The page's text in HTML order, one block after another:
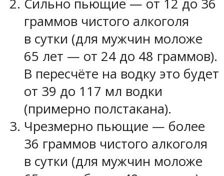
Сильно пьющие — от 12 до 36
граммов чистого алкоголя
в сутки (для мужчин моложе
65 лет — от 24 до 48 граммов).
В пересчёте на водку это будет
от 39 до 117 мл водки
(примерно полстакана).
Чрезмерно пьющие — более
36 граммов чистого алкоголя
в сутки (для мужчин моложе